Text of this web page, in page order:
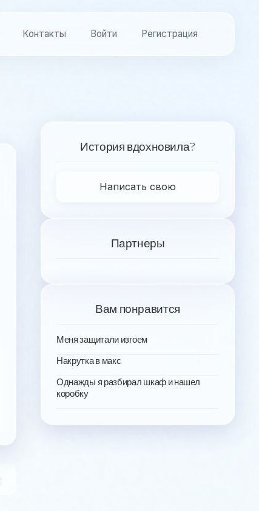
Контакты Войти Регистрация
История вдохновила?
Написать свою
Партнеры
Вам понравится
Меня защитали изгоем
Накрутка в макс
Однажды я разбирал шкаф и нашел
коробку